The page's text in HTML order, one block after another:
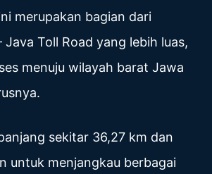
merupakan bagian dari
Java Toll Road yang lebih luas,
menuju wilayah barat Jawa
sekitar 36,27 km dan
untuk menjangkau berbagai